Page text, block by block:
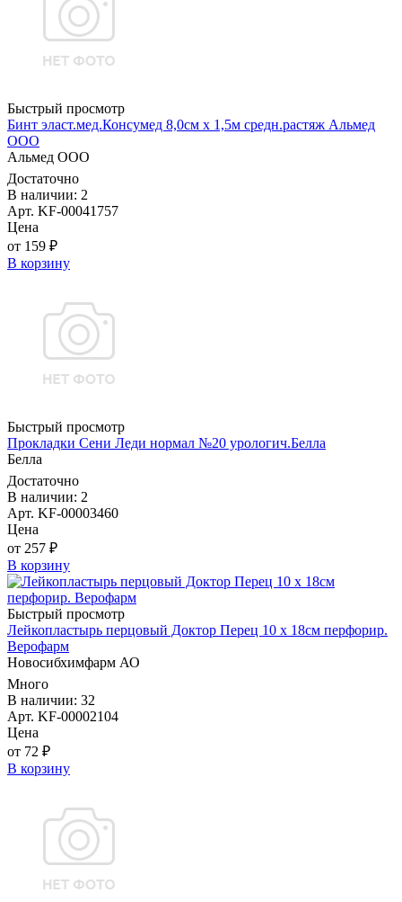
Быстрый просмотр
Бинт эласт.мед.Консумед 8,0см х 1,5м средн.растяж Альмед
ООО
Альмед ООО
Достаточно
В наличии: 2
Арт. KF-00041757
Цена
от 159 ₽
В корзину
Быстрый просмотр
Прокладки Сени Леди нормал №20 урологич.Белла
Белла
Достаточно
В наличии: 2
Арт. KF-00003460
Цена
от 257 ₽
В корзину
Быстрый просмотр
Лейкопластырь перцовый Доктор Перец 10 х 18см перфорир.
Верофарм
Новосибхимфарм АО
Много
В наличии: 32
Арт. KF-00002104
Цена
от 72 ₽
В корзину